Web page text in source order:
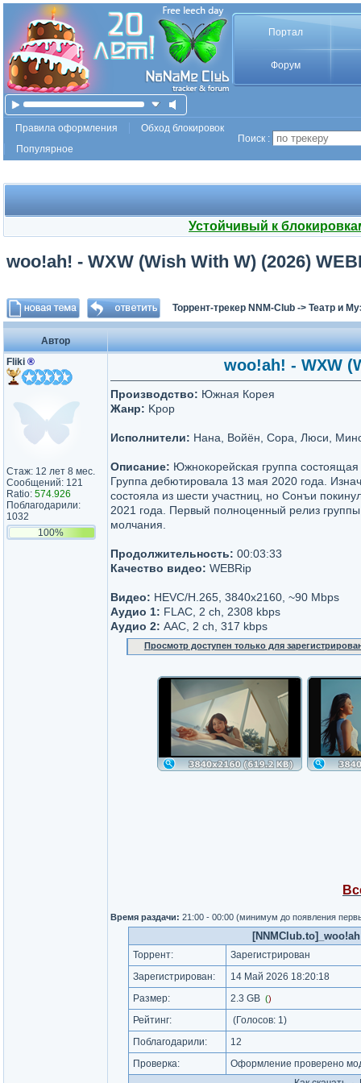
Портал
Форум
Правила оформления
Обход блокировок
Популярное
Поиск :
Устойчивый к
woo!ah! - WXW (Wish With W) (2026)
Торрент-трекер NNM-Club -> Театр и
Автор
Fliki ®
Стаж: 12 лет 8 мес.
Сообщений: 121
Ratio: 574.926
Поблагодарили:
1032
100%
woo!ah! - WXW
Производство: Южная Корея
Жанр: Kpop
Исполнители: Нана, Войён, Сора, Люси,
Описание: Южнокорейская группа состоящая
Группа дебютировала 13 мая 2020 года.
состояла из шести участниц, но Сонъи
2021 года. Первый полноценный релиз
молчания.
Продолжительность: 00:03:33
Качество видео: WEBRip
Видео: HEVC/H.265, 3840x2160, ~90 Mbps
Аудио 1: FLAC, 2 ch, 2308 kbps
Аудио 2: AAC, 2 ch, 317 kbps
Просмотр доступен только для
Время раздачи: 21:00 - 00:00 (минимум до появления
Торрент:
Зарегистрирован
Зарегистрирован:
14 Май 2026 18:20:18
Размер:
2.3 GB ()
Рейтинг: (Голосов: 1)
Поблагодарили:
12
Проверка:
Оформление проверено